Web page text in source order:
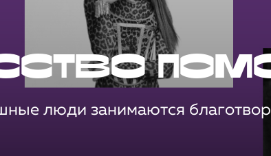
люди занимаются